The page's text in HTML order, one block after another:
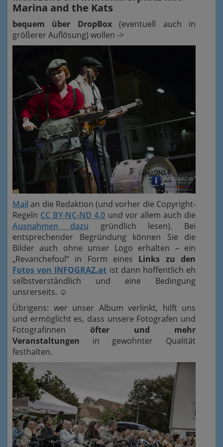
Marina and the Kats
bequem über DropBox(eventuell auch in
größerer Auflösung) wollen ->
Mail an die Redaktion (und vorher die Copyright-
Regeln CC BY-NC-ND 4.0 und vor allem auch die
Ausnahmen dazu gründlich lesen). Bei
entsprechender Begründung können Sie die
Bilder auch ohne unser Logo erhalten – ein
„Revanchefoul“ in Form eines Links zu den
Fotos von INFOGRAZ.at ist dann hoffentlich eh
selbstverständlich und eine Bedingung
unsrerseits. ☺
Übrigens: wer unser Album verlinkt, hilft uns
und ermöglicht es, dass unsere Fotografen und
Fotografinnen öfter und mehr
Veranstaltungen in gewohnter Qualität
festhalten.